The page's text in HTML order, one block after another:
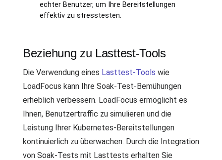
echter Benutzer, um Ihre Bereitstellungen
effektiv zu stresstesten.
Beziehung zu Lasttest-Tools
Die Verwendung eines Lasttest-Tools wie
LoadFocus kann Ihre Soak-Test-Bemühungen
erheblich verbessern. LoadFocus ermöglicht es
Ihnen, Benutzertraffic zu simulieren und die
Leistung Ihrer Kubernetes-Bereitstellungen
kontinuierlich zu überwachen. Durch die Integration
von Soak-Tests mit Lasttests erhalten Sie